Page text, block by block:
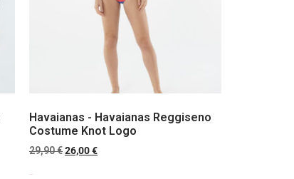
Havaianas - Havaianas Reggiseno
Costume Knot Logo
29,90€26,00€